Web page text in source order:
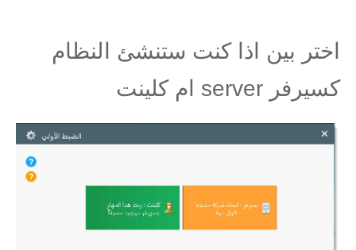
اختر بين اذا كنت ستنشئ النظام
كسيرفر server ام كلينت